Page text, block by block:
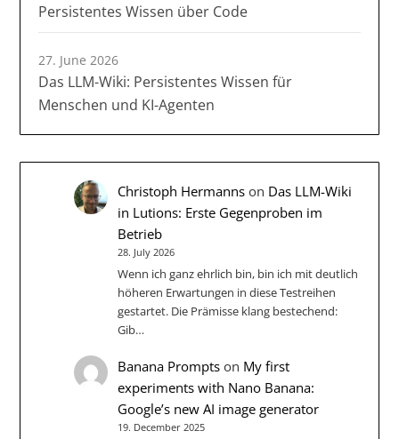
Persistentes Wissen über Code
27. June 2026
Das LLM-Wiki: Persistentes Wissen für
Menschen und KI-Agenten
Christoph Hermanns on Das LLM-Wiki
in Lutions: Erste Gegenproben im
Betrieb
28. July 2026
Wenn ich ganz ehrlich bin, bin ich mit deutlich
höheren Erwartungen in diese Testreihen
gestartet. Die Prämisse klang bestechend:
Gib…
Banana Prompts on My first
experiments with Nano Banana:
Google’s new AI image generator
19. December 2025